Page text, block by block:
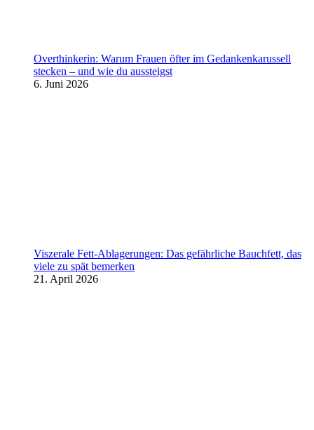
Overthinkerin: Warum Frauen öfter im Gedankenkarussell
stecken – und wie du aussteigst
6. Juni 2026
Viszerale Fett-Ablagerungen: Das gefährliche Bauchfett, das
viele zu spät bemerken
21. April 2026